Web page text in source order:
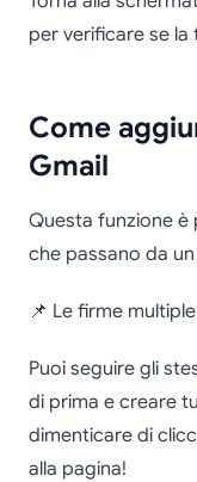
per verificare se la
Come
Gmail
Questa funzione
che passano da
📌 Le firme
Puoi seguire gli
di prima e creare
dimenticare di
alla pagina!